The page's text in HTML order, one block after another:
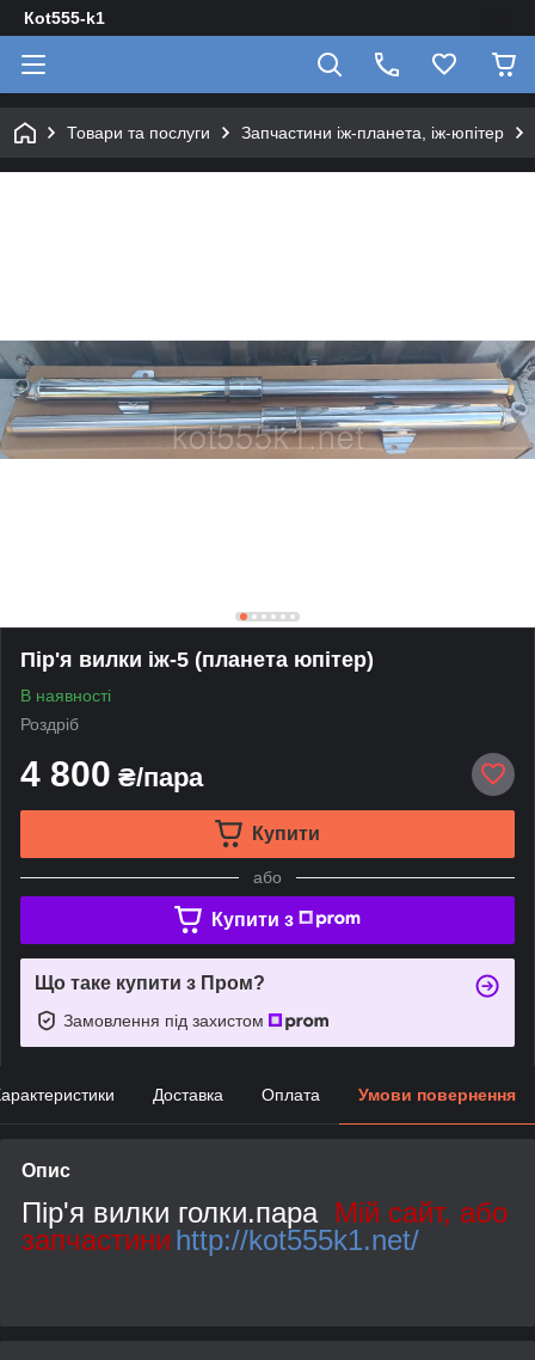
Кot555-k1
Товари та послуги Запчастини іж-планета, іж-юпітер
Пір'я вилки іж-5 (планета юпітер)
В наявності
Роздріб
4 800 ₴/пара
Купити
або
Купити з
Що таке купити з Пром?
Замовлення під захистом
Доставка Оплата Умови повернення
Опис
Пір'я вилки голки.пара Мій сайт, або
запчастини http://kot555k1.net/